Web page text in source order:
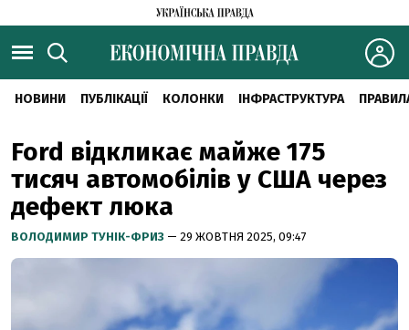
НОВИНИ ПУБЛІКАЦІЇ КОЛОНКИ ІНФРАСТРУКТУРА
Ford відкликає майже 175
тисяч автомобілів у США через
дефект люка
ВОЛОДИМИР ТУНІК-ФРИЗ — 29 ЖОВТНЯ 2025, 09:47